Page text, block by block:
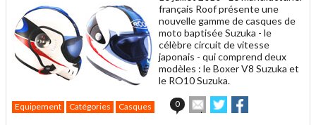
ami
français Roof présente une
nouvelle gamme de casques de
moto baptisée Suzuka - le
célèbre circuit de vitesse
japonais - qui comprend deux
modèles : le Boxer V8 Suzuka et
le RO10 Suzuka.
Equipement Catégories Casques 0
Envoyer
cet
Partager
sur sur